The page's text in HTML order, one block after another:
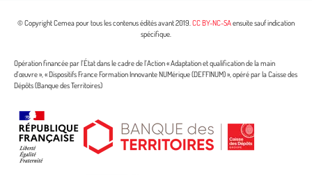
© Copyright Cemea pour tous les contenus édités avant 2019.CC BY-NC-SAensuite sauf indication
spécifique.
Opération financée par l’État dans le cadre de l’Action « Adaptation et qualification de la main
d’œuvre », « Dispositifs France Formation Innovante NUMérique (DEFFINUM) », opéré par la Caisse des
Dépôts (Banque des Territoires)